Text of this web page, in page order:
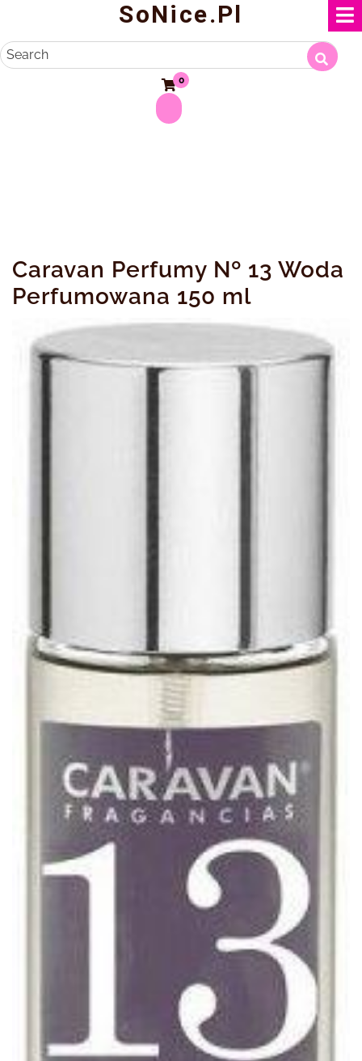
content
SoNice.pl
Search
0
Caravan Perfumy Nº 13 Woda
Perfumowana 150 ml